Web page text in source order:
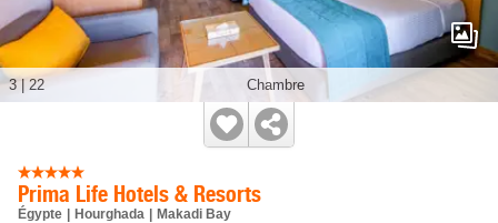
Prima Life Hotels & Resorts
Égypte Hourghada Makadi Bay
Chambre
3|22